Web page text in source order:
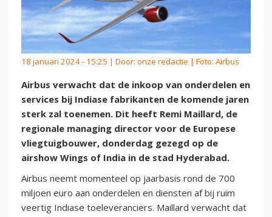
18 januari 2024 - 15:25 | Door: onze redactie | Foto: Airbus
Airbus verwacht dat de inkoop van onderdelen en
services bij Indiase fabrikanten de komende jaren
sterk zal toenemen. Dit heeft Remi Maillard, de
regionale managing director voor de Europese
vliegtuigbouwer, donderdag gezegd op de
airshow Wings of India in de stad Hyderabad.
Airbus neemt momenteel op jaarbasis rond de 700
miljoen euro aan onderdelen en diensten af bij ruim
veertig Indiase toeleveranciers. Maillard verwacht dat